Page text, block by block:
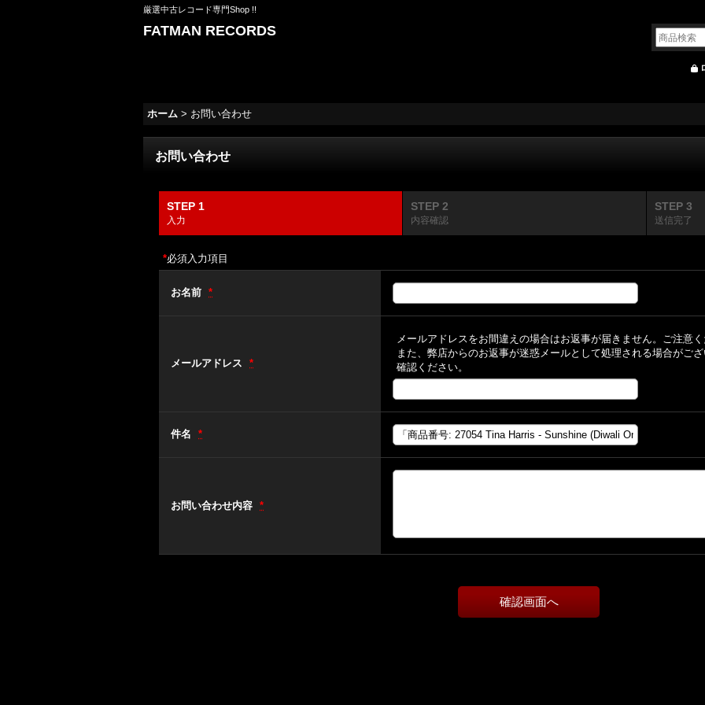
厳選中古レコード専門Shop !!
FATMAN RECORDS
ホーム > お問い合わせ
お問い合わせ
STEP 1
入力
STEP 2
内容確認
STEP 3
送信完了
*必須入力項目
お名前 *
メールアドレス *
メールアドレスをお間違えの場合はお返事が届きません。ご注意く
また、弊店からのお返事が迷惑メールとして処理される場合がご
確認ください。
件名 *
お問い合わせ内容 *